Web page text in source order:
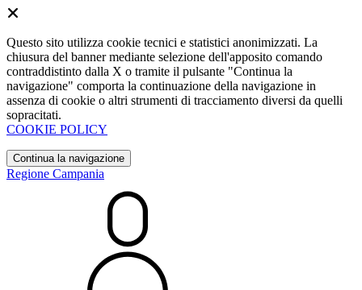
Questo sito utilizza cookie tecnici e statistici anonimizzati. La
chiusura del banner mediante selezione dell'apposito comando
contraddistinto dalla X o tramite il pulsante "Continua la
navigazione" comporta la continuazione della navigazione in
assenza di cookie o altri strumenti di tracciamento diversi da quelli
sopracitati.
COOKIE POLICY
Continua la navigazione
Regione Campania